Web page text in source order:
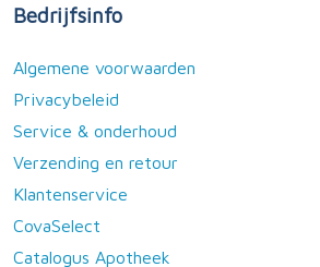
Bedrijfsinfo
Algemene voorwaarden
Privacybeleid
Service & onderhoud
Verzending en retour
Klantenservice
CovaSelect
Catalogus Apotheek